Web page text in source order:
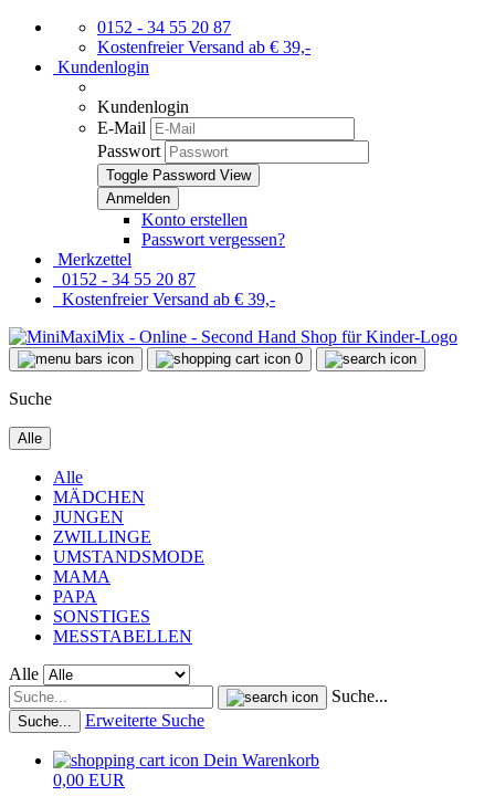
0152 - 34 55 20 87
Kostenfreier Versand ab € 39,-
Kundenlogin
Kundenlogin
E-Mail
Passwort
Toggle Password View
Konto erstellen
Passwort vergessen?
Merkzettel
0152 - 34 55 20 87
Kostenfreier Versand ab € 39,-
0
Suche
Alle
Alle
MÄDCHEN
JUNGEN
ZWILLINGE
UMSTANDSMODE
MAMA
PAPA
SONSTIGES
MESSTABELLEN
Alle
Suche...
Suche... Erweiterte Suche
Dein Warenkorb
0,00 EUR